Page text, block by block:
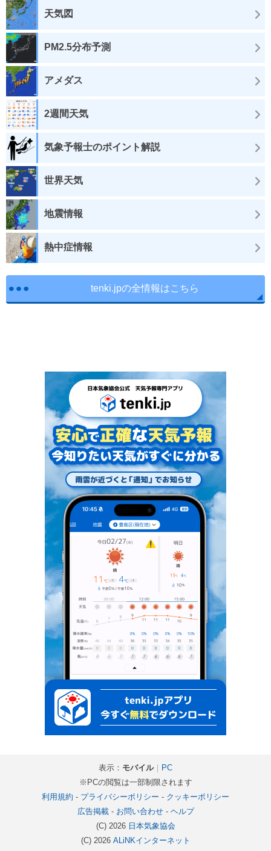
天気図
PM2.5分布予測
アメダス
2週間天気
気象予報士のポイント解説
世界天気
地震情報
熱中症情報
tenki.jpの全情報はこちら
表示： モバイル｜
PC
※PCの閲覧は一部制限されます
利用規約 - プライバシーポリシー - クッキーポリシー
広告掲載- お問い合わせ- ヘルプ
(C) 2026 日本気象協会
(C) 2026 ALiNKインターネット